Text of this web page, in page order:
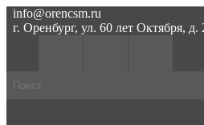
info@orencsm.ru
г. Оренбург, ул. 60 лет Октября,